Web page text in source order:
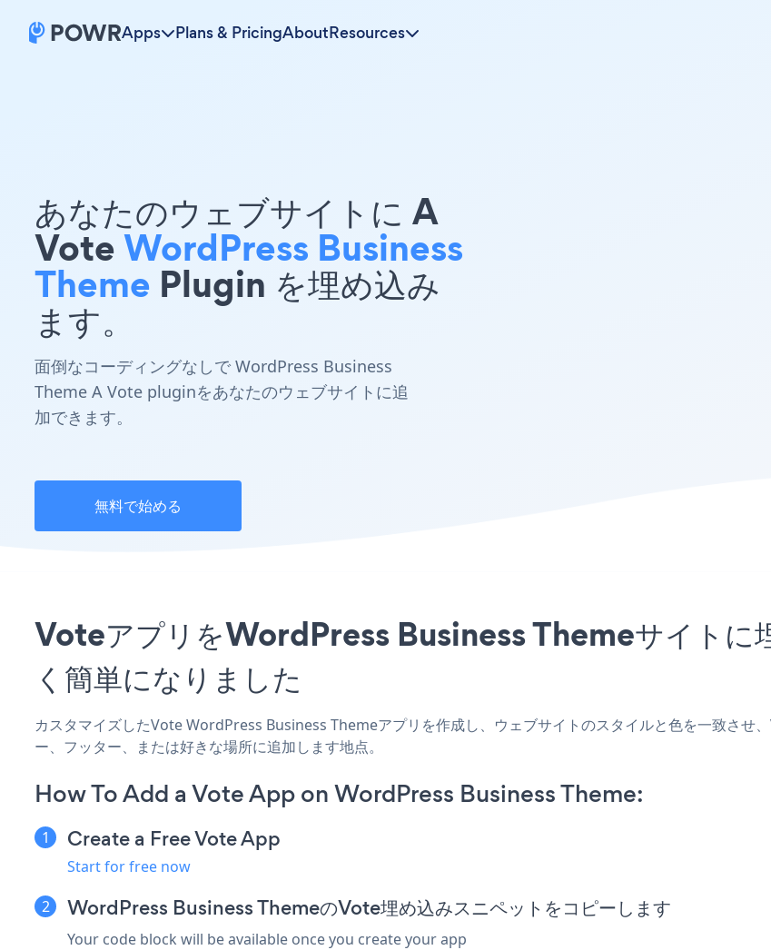
Apps Plans & PricingAboutResources
あなたのウェブサイトに A
VoteWordPress Business
Theme Plugin を埋め込み
ます。
面倒なコーディングなしで WordPress Business
Theme A Vote pluginをあなたのウェブサイトに追
加できます。
無料で始める
VoteアプリをWordPress Business Themeサイトに
く簡単になりました
カスタマイズしたVote WordPress Business Themeアプリを作成し、ウェブサイトのスタイルと色を一致さ
ー、フッター、または好きな場所に追加します地点。
How To Add a Vote App on WordPress Business Theme:
Create a Free Vote App
Start for free now
WordPress Business ThemeのVote埋め込みスニペットをコピーします
Your code block will be available once you create your app